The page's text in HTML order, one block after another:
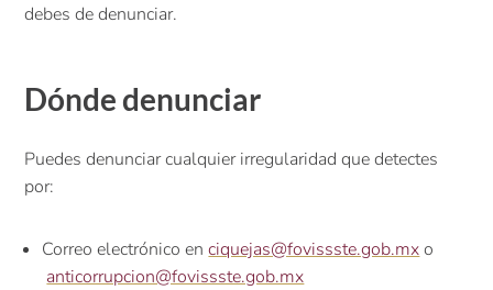
debes de denunciar.
Dónde denunciar
Puedes denunciar cualquier irregularidad que detectes
por:
Correo electrónico enciquejas@fovissste.gob.mxo
anticorrupcion@fovissste.gob.mx